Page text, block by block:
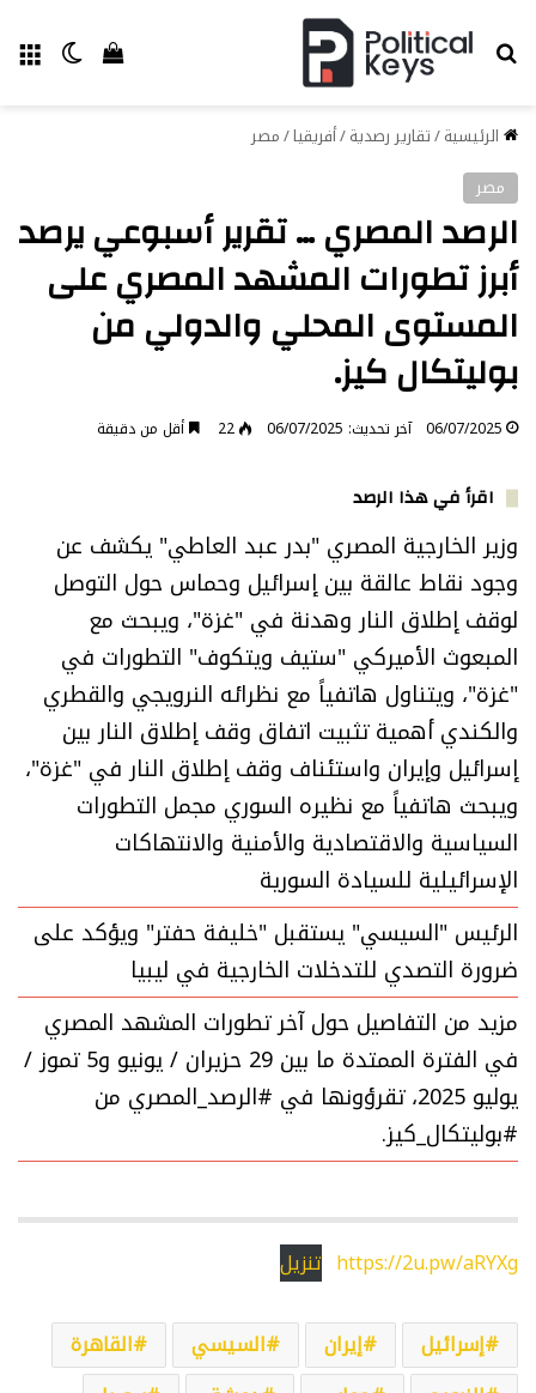
إستعراض بحث عن
الرئيسية/تقارير رصدية/أفريقيا/مصر
مصر
الرصد المصري … تقرير أسبوعي يرصد
أبرز تطورات المشهد المصري على
المستوى المحلي والدولي من
بوليتكال كيز.
06/07/2025 آخر تحديث: 06/07/2025 22 أقل من دقيقة
اقرأ في هذا الرصد
وزير الخارجية المصري "بدر عبد العاطي" يكشف عن
وجود نقاط عالقة بين إسرائيل وحماس حول التوصل
لوقف إطلاق النار وهدنة في "غزة"، ويبحث مع
المبعوث الأميركي "ستيف ويتكوف" التطورات في
"غزة"، ويتناول هاتفياً مع نظرائه النرويجي والقطري
والكندي أهمية تثبيت اتفاق وقف إطلاق النار بين
إسرائيل وإيران واستئناف وقف إطلاق النار في "غزة"،
ويبحث هاتفياً مع نظيره السوري مجمل التطورات
السياسية والاقتصادية والأمنية والانتهاكات
الإسرائيلية للسيادة السورية
الرئيس "السيسي" يستقبل "خليفة حفتر" ويؤكد على
ضرورة التصدي للتدخلات الخارجية في ليبيا
مزيد من التفاصيل حول آخر تطورات المشهد المصري
في الفترة الممتدة ما بين 29 حزيران / يونيو و5 تموز /
يوليو 2025، تقرؤونها في #الرصد_المصري من
#بوليتكال_كيز.
https://2u.pw/aRYXg تنزيل
إسرائيل إيران السيسي
القاهرة